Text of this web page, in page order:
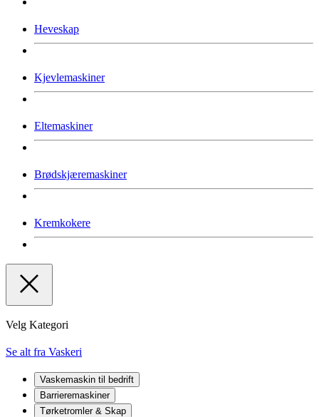
Heveskap
Kjevlemaskiner
Eltemaskiner
Brødskjæremaskiner
Kremkokere
Velg Kategori
Se alt fra Vaskeri
Vaskemaskin til bedrift
Barrieremaskiner
Tørketromler & Skap